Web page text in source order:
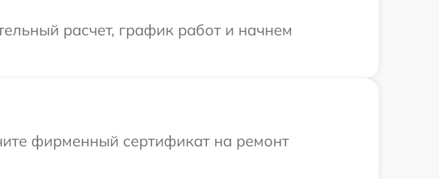
расчет, график работ и начнем
фирменный сертификат на ремонт